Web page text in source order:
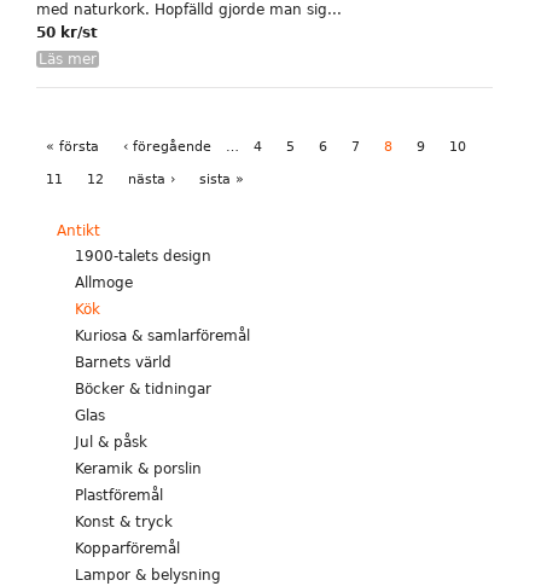
med naturkork. Hopfälld gjorde man sig...
50 kr/st
Läs mer
« första ‹ föregående … 4 5 6 7 8 9 10
11 12 nästa › sista »
Antikt
1900-talets design
Allmoge
Kök
Kuriosa & samlarföremål
Barnets värld
Böcker & tidningar
Glas
Jul & påsk
Keramik & porslin
Plastföremål
Konst & tryck
Kopparföremål
Lampor & belysning